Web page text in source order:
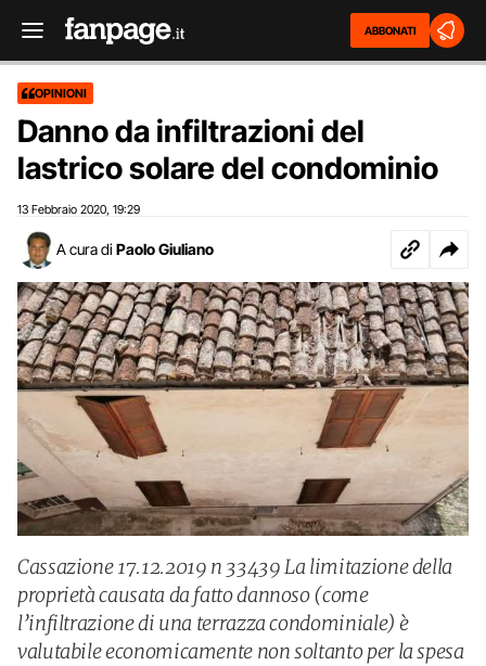
ABBONATI
OPINIONI
Danno da infiltrazioni del
lastrico solare del condominio
13 Febbraio 2020 19:29
A cura di Paolo Giuliano
Cassazione 17.12.2019 n 33439 La limitazione della
proprietà causata da fatto dannoso (come
l’infiltrazione di una terrazza condominiale) è
valutabile economicamente non soltanto per la spesa